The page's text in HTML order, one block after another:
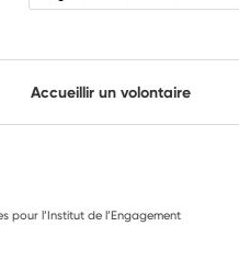
Accueillir un volontaire
pour l’Institut de l’Engagement